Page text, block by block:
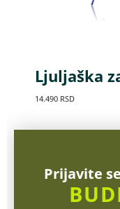
Ljuljaška
14.490 RSD
Prijavite